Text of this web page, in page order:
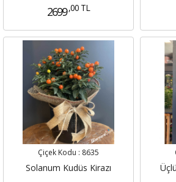
2699 ,00 TL
Çiçek Kodu : 8635
Solanum Kudüs Kirazı